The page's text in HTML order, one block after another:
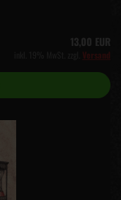
13,00 EUR
Versand